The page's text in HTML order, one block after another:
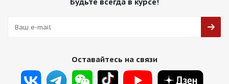
Оставайтесь на связи